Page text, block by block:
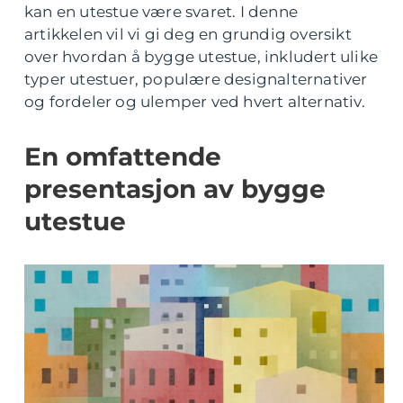
kan en utestue være svaret. I denne
artikkelen vil vi gi deg en grundig oversikt
over hvordan å bygge utestue, inkludert ulike
typer utestuer, populære designalternativer
og fordeler og ulemper ved hvert alternativ.
En omfattende
presentasjon av bygge
utestue